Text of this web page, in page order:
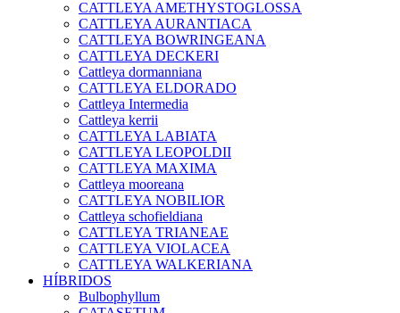
CATTLEYA AMETHYSTOGLOSSA
CATTLEYA AURANTIACA
CATTLEYA BOWRINGEANA
CATTLEYA DECKERI
Cattleya dormanniana
CATTLEYA ELDORADO
Cattleya Intermedia
Cattleya kerrii
CATTLEYA LABIATA
CATTLEYA LEOPOLDII
CATTLEYA MAXIMA
Cattleya mooreana
CATTLEYA NOBILIOR
Cattleya schofieldiana
CATTLEYA TRIANEAE
CATTLEYA VIOLACEA
CATTLEYA WALKERIANA
HÍBRIDOS
Bulbophyllum